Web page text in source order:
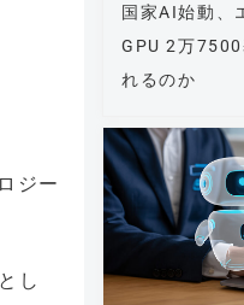
ジー
し
国家AI始動、
GPU 2万
れるのか